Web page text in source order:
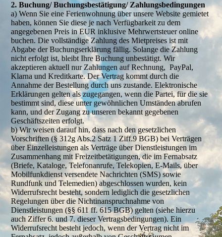
2. Buchung/ Buchungsbestätigung/ Zahlungsbedingungen
a) Wenn Sie eine Ferienwohnung über unsere Website gemietet
haben, können Sie diese je nach Verfügbarkeit zu dem
angegebenen Preis in EUR inklusive Mehrwertsteuer online
buchen. Die vollständige Zahlung des Mietpreises ist mit
Abgabe der Buchungserklärung fällig. Solange die Zahlung
nicht erfolgt ist, bleibt Ihre Buchung unbestätigt. Wir
akzeptieren aktuell nur Zahlungen auf Rechnung, PayPal,
Klarna und Kreditkarte. Der Vertrag kommt durch die
Annahme der Bestellung durch uns zustande. Elektronische
Erklärungen gelten als zugegangen, wenn die Partei, für die sie
bestimmt sind, diese unter gewöhnlichen Umständen abrufen
kann, und der Zugang zu unseren bekannt gegebenen
Geschäftszeiten erfolgt.
b) Wir weisen darauf hin, dass nach den gesetzlichen
Vorschriften (§ 312g Abs.2 Satz 1 Ziff.9 BGB) bei Verträgen
über Einzelleistungen als Verträge über Dienstleistungen im
Zusammenhang mit Freizeitbetätigungen, die im Fernabsatz
(Briefe, Kataloge, Telefonanrufe, Telekopien, E-Mails, über
Mobilfunkdienst versendete Nachrichten (SMS) sowie
Rundfunk und Telemedien) abgeschlossen wurden, kein
Widerrufsrecht besteht, sondern lediglich die gesetzlichen
Regelungen über die Nichtinanspruchnahme von
Dienstleistungen (§§ 611 ff. 615 BGB) gelten (siehe hierzu
auch Ziffer 6. und 7. dieser Vertragsbedingungen). Ein
Widerrufsrecht besteht jedoch, wenn der Vertrag nicht im